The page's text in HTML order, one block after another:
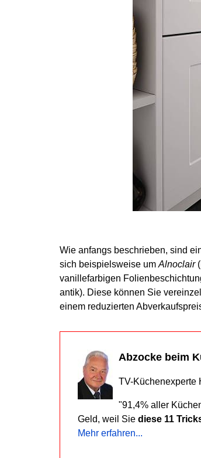
Wie anfangs beschrieben, sind
sich beispielsweise um Alnoclair
vanillefarbigen
antik). Diese können Sie
einem reduzierten
Abzocke beim
TV-Küchenexperte
"91,4% aller
Geld, weil Sie diese 11
Mehr erfahren...